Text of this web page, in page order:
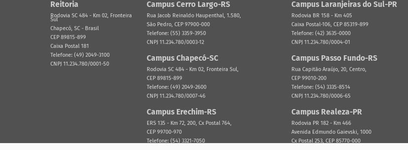
Reitoria
Rodovia SC 484 - Km 02, Fronteira
Sul
Chapecó, SC - Brasil
CEP 89815-899
Caixa Postal 181
Telefone: (49) 2049-3100
CNPJ 11.234.780/0001-50
Campus Cerro Largo-RS
Rua Jacob Reinaldo Haupenthal, 1.580,
São Pedro, CEP 97900-000
Telefone: (55) 3359-3950
CNPJ 11.234.780/0003-12
Campus Chapecó-SC
Rodovia SC 484 - Km 02, Fronteira Sul,
CEP 89815-899
Telefone: (49) 2049-2600
CNPJ 11.234.780/0007-46
Campus Erechim-RS
ERS 135 - Km 72, 200, Cx Postal 764,
CEP 99700-970
Telefone: (54) 3321-7050
Campus Laranjeiras do Sul-PR
Rodovia BR 158 - Km 405
Caixa Postal-106, CEP 85319-899
Telefone: (42) 3635-0000
CNPJ 11.234.780/0004-01
Campus Passo Fundo-RS
Rua Capitão Araújo, 20, Centro,
CEP 99010-200
Telefone: (54) 3335-8514
CNPJ 11.234.780/0006-65
Campus Realeza-PR
Rodovia PR 182 - Km 466
Avenida Edmundo Gaievski, 1000
Cx Postal 253, CEP 85770-000